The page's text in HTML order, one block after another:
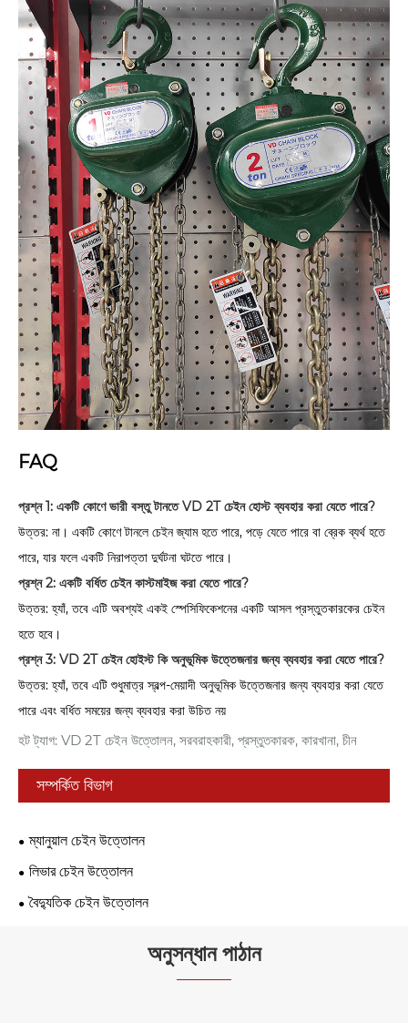
FAQ
প্রশ্ন 1: একটি কোণে ভারী বস্তু টানতে VD 2T চেইন হোস্ট ব্যবহার করা যেতে পারে?
উত্তর: না। একটি কোণে টানলে চেইন জ্যাম হতে পারে, পড়ে যেতে পারে বা ব্রেক ব্যর্থ হতে
পারে, যার ফলে একটি নিরাপত্তা দুর্ঘটনা ঘটতে পারে।
প্রশ্ন 2: একটি বর্ধিত চেইন কাস্টমাইজ করা যেতে পারে?
উত্তর: হ্যাঁ, তবে এটি অবশ্যই একই স্পেসিফিকেশনের একটি আসল প্রস্তুতকারকের চেইন
হতে হবে।
প্রশ্ন 3: VD 2T চেইন হোইস্ট কি অনুভূমিক উত্তেজনার জন্য ব্যবহার করা যেতে পারে?
উত্তর: হ্যাঁ, তবে এটি শুধুমাত্র স্বল্প-মেয়াদী অনুভূমিক উত্তেজনার জন্য ব্যবহার করা যেতে
পারে এবং বর্ধিত সময়ের জন্য ব্যবহার করা উচিত নয়
হট ট্যাগ: VD 2T চেইন উত্তোলন, সরবরাহকারী, প্রস্তুতকারক, কারখানা, চীন
সম্পর্কিত বিভাগ
ম্যানুয়াল চেইন উত্তোলন
লিভার চেইন উত্তোলন
বৈদ্যুতিক চেইন উত্তোলন
অনুসন্ধান পাঠান